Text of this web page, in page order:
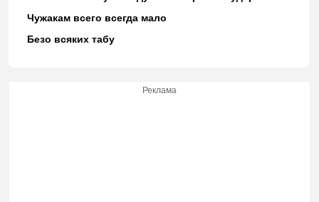
Чужакам всего всегда мало
Безо всяких табу
Реклама